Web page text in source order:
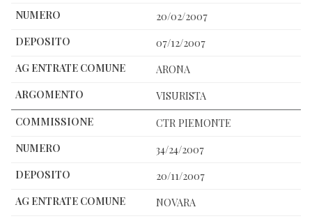
20/02/2007
07/12/2007
ARONA
VISURISTA
CTR PIEMONTE
34/24/2007
20/11/2007
NOVARA